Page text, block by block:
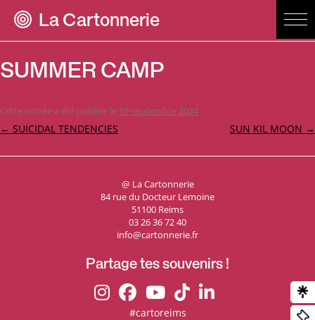
La Cartonnerie
SUMMER CAMP
Cette entrée a été publiée le 19 septembre 2024 .
Navigation
← SUICIDAL TENDENCIES SUN KIL MOON →
@ La Cartonnerie
84 rue du Docteur Lemoine
51100 Reims
03 26 36 72 40
info@cartonnerie.fr
Partage tes souvenirs !
#cartoreims